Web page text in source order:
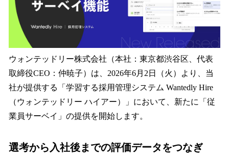
中
で
す
ウォンテッドリー株式会社（本社：東京都渋谷区、代表
取締役CEO：仲暁子）は、2026年6月2日（火）より、当
社が提供する「学習する採用管理システム Wantedly Hire
（ウォンテッドリー ハイアー）」において、新たに「従
業員サーベイ」の提供を開始します。
選考から入社後までの評価データをつなぎ